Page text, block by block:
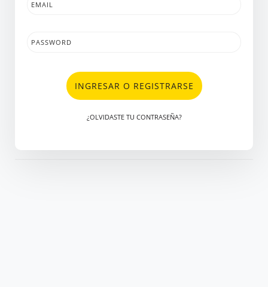
INGRESAR O REGISTRARSE
¿OLVIDASTE TU CONTRASEÑA?